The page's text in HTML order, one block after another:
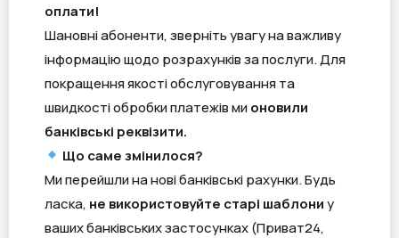
оплати!
Шановні абоненти, зверніть увагу на важливу
інформацію щодо розрахунків за послуги. Для
покращення якості обслуговування та
швидкості обробки платежів мионовили
банківські реквізити.
Що саме змінилося?
Ми перейшли на нові банківські рахунки. Будь
ласка, не використовуйте старі шаблониу
ваших банківських застосунках (Приват24,